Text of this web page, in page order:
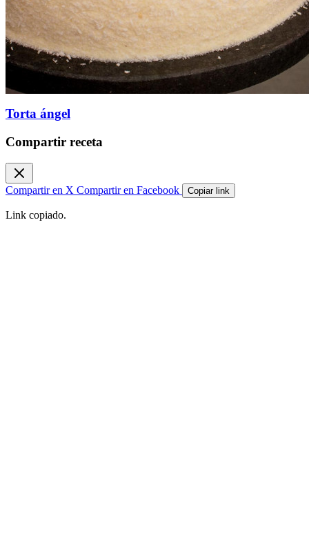
Torta ángel
Compartir receta
Compartir en X Compartir en Facebook Copiar link
Link copiado.